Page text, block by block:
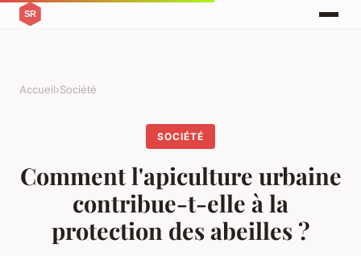
Accueil›Société
SOCIÉTÉ
Comment l'apiculture urbaine
contribue-t-elle à la
protection des abeilles ?